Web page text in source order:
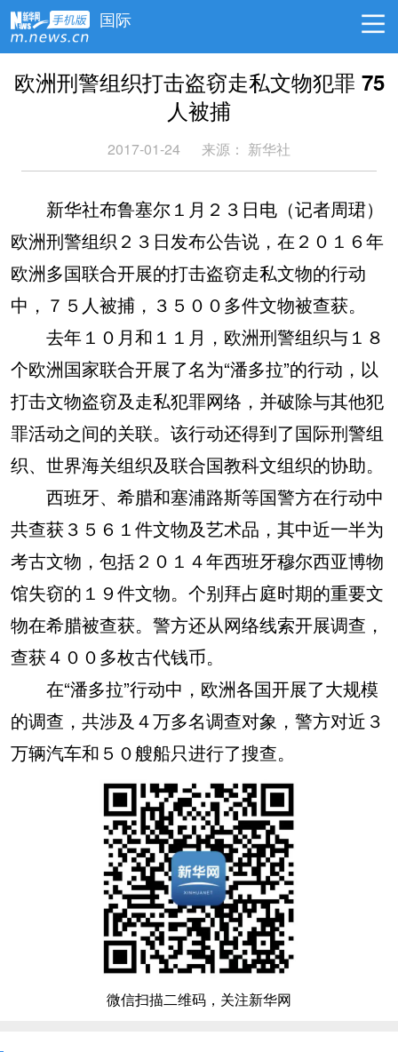
国际
欧洲刑警组织打击盗窃走私文物犯罪 75
人被捕
2017-01-24 来源： 新华社
新华社布鲁塞尔１月２３日电（记者周珺）
欧洲刑警组织２３日发布公告说，在２０１６年
欧洲多国联合开展的打击盗窃走私文物的行动
中，７５人被捕，３５００多件文物被查获。
去年１０月和１１月，欧洲刑警组织与１８
个欧洲国家联合开展了名为“潘多拉”的行动，以
打击文物盗窃及走私犯罪网络，并破除与其他犯
罪活动之间的关联。该行动还得到了国际刑警组
织、世界海关组织及联合国教科文组织的协助。
西班牙、希腊和塞浦路斯等国警方在行动中
共查获３５６１件文物及艺术品，其中近一半为
考古文物，包括２０１４年西班牙穆尔西亚博物
馆失窃的１９件文物。个别拜占庭时期的重要文
物在希腊被查获。警方还从网络线索开展调查，
查获４００多枚古代钱币。
在“潘多拉”行动中，欧洲各国开展了大规模
的调查，共涉及４万多名调查对象，警方对近３
万辆汽车和５０艘船只进行了搜查。
微信扫描二维码，关注新华网